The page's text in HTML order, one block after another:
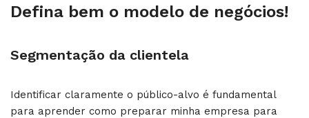
Defina bem o modelo de negócios!
Segmentação da clientela
Identificar claramente o público-alvo é fundamental
para aprender como preparar minha empresa para